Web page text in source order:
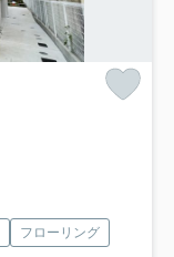
フローリング